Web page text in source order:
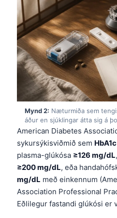
Mynd 2: Næturmiða sem
áður en sjúklingar átta sig á
American Diabetes
sykursýkisviðmið sem
plasma-glúkósa ≥126 mg/dL
≥200 mg/dL, eða
mg/dL með einkennum
Association Professional
Eðlilegur fastandi glúkósi er